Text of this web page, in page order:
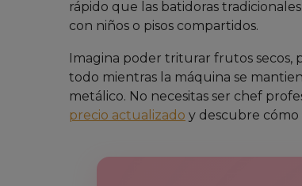
rápido que las batidoras
con niños o pisos compartidos.
Imagina poder triturar frutos secos,
todo mientras la máquina se
metálico. No necesitas ser chef
precio actualizado y descubre